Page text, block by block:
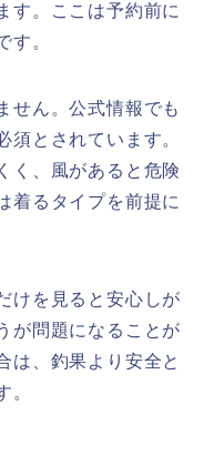
す。ここは予約前に
す。
せん。公式情報でも
須とされています。
く、風があると危険
着るタイプを前提に
けを見ると安心しが
が問題になることが
は、釣果より安全と
。